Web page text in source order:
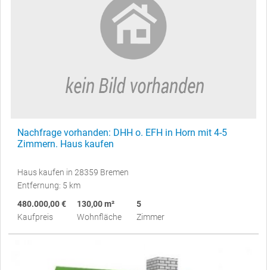
Nachfrage vorhanden: DHH o. EFH in Horn mit 4-5
Zimmern. Haus kaufen
Haus kaufen in 28359 Bremen
Entfernung: 5 km
480.000,00 €
Kaufpreis
130,00 m²
Wohnfläche
5
Zimmer